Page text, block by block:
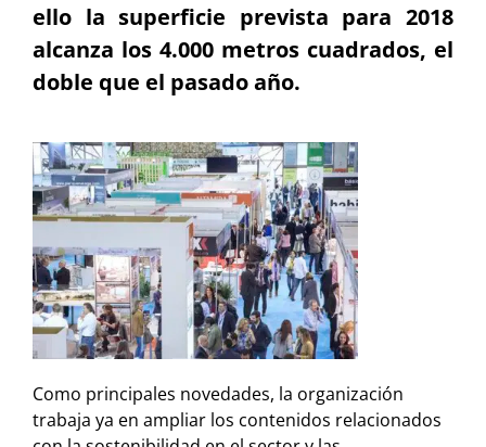
ello la superficie prevista para 2018
alcanza los 4.000 metros cuadrados, el
doble que el pasado año.
Como principales novedades, la organización
trabaja ya en ampliar los contenidos relacionados